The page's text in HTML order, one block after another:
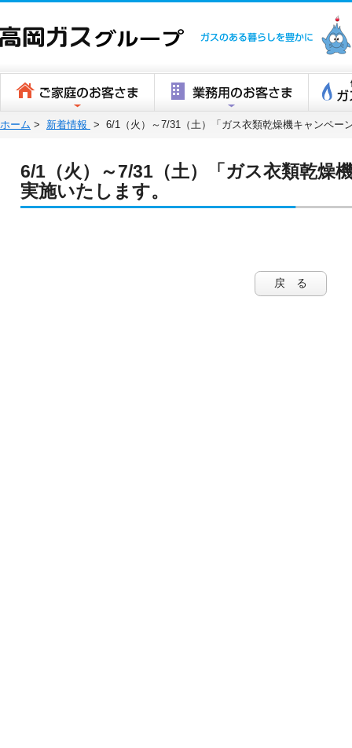
高岡ガスグ
ホーム > 新着情報 > 6/1（火）～7/31（土）「ガス衣類乾燥機キャンペー
6/1（火）～7/31（土）「ガス衣類乾燥
実施いたします。
戻 る